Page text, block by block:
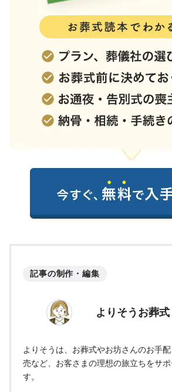
記事の制作・編集
よりそうお葬
よりそうは、お葬式やお坊さんのお手
売など、お客さまの理想の旅立ちをサ
す。